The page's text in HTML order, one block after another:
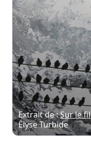
Extrait de :Sur le fil
Élyse Turbide